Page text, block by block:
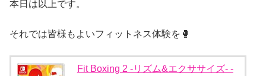
本日は以上です。
それでは皆様もよいフィットネス体験を🥊
Fit Boxing 2 -リズム&エクササイズ- -